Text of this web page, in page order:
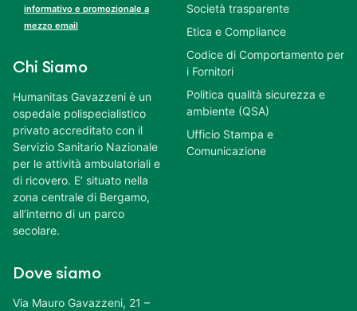
informativo e promozionale a
mezzo email
Chi Siamo
Humanitas Gavazzeni è un
ospedale polispecialistico
privato accreditato con il
Servizio Sanitario Nazionale
per le attività ambulatoriali e
di ricovero. E’ situato nella
zona centrale di Bergamo,
all’interno di un parco
secolare.
Dove siamo
Via Mauro Gavazzeni, 21 –
Società trasparente
Etica e Compliance
Codice di Comportamento per
i Fornitori
Politica qualità sicurezza e
ambiente (QSA)
Ufficio Stampa e
Comunicazione